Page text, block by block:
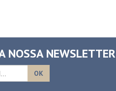
NOSSA NEWSLETTER
OK